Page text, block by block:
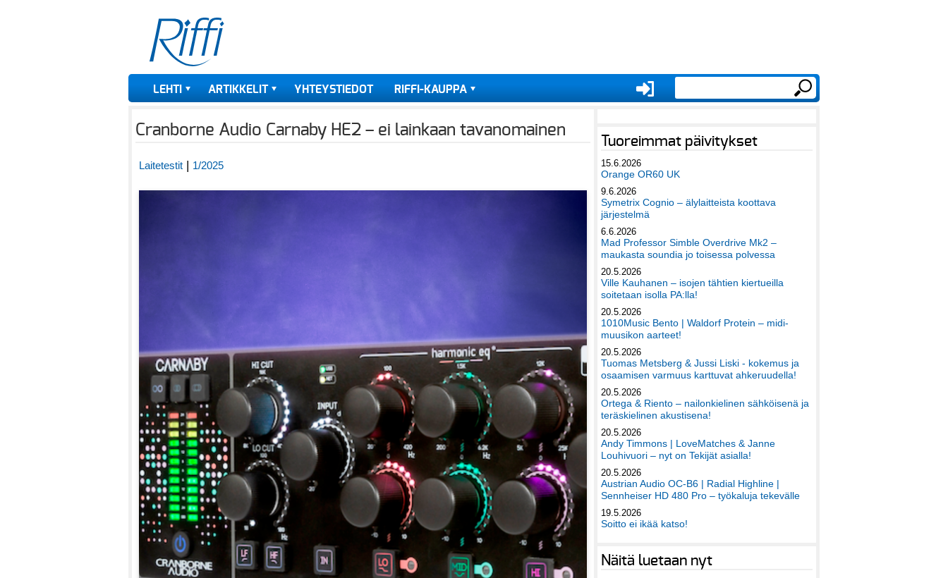
LEHTI ARTIKKELIT YHTEYSTIEDOT RIFFI-KAUPPA
Cranborne Audio Carnaby HE2 – ei lainkaan tavanomainen
Laitetestit | 1/2025
Tuoreimmat päivitykset
15.6.2026
Orange OR60 UK
9.6.2026
Symetrix Cognio – älylaitteista koottava
järjestelmä
6.6.2026
Mad Professor Simble Overdrive Mk2 –
maukasta soundia jo toisessa polvessa
20.5.2026
Ville Kauhanen – isojen tähtien kiertueilla
soitetaan isolla PA:lla!
20.5.2026
1010Music Bento | Waldorf Protein – midi-
muusikon aarteet!
20.5.2026
Tuomas Metsberg & Jussi Liski - kokemus ja
osaamisen varmuus karttuvat ahkeruudella!
20.5.2026
Ortega & Riento – nailonkielinen sähköisenä ja
teräskielinen akustisena!
20.5.2026
Andy Timmons | LoveMatches & Janne
Louhivuori – nyt on Tekijät asialla!
20.5.2026
Austrian Audio OC-B6 | Radial Highline |
Sennheiser HD 480 Pro – työkaluja tekevälle
19.5.2026
Soitto ei ikää katso!
Näitä luetaan nyt